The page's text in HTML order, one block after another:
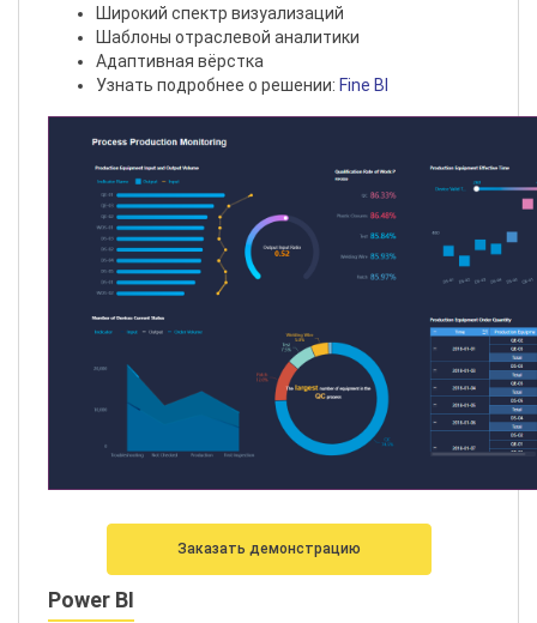
Широкий спектр визуализаций
Шаблоны отраслевой аналитики
Адаптивная вёрстка
Узнать подробнее о решении: Fine BI
Заказать демонстрацию
Power BI